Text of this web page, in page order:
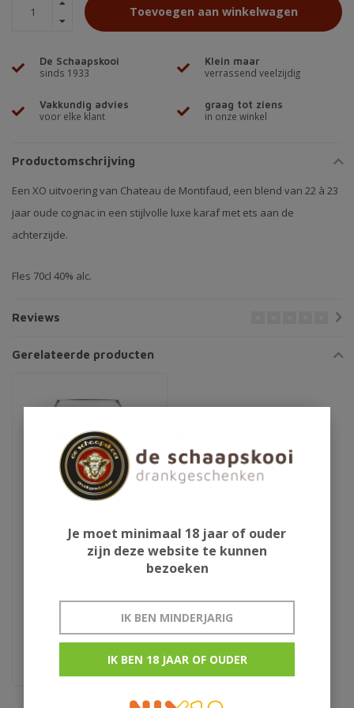
Toevoegen aan winkelwagen
De Schaapskooi
sinds 1933
Klein maar
verrassend veelzijdig
Vakkundig advies
voor elke klant
graag tot ziens
in onze winkel
Productomschrijving
Een XO uitvoering van Chateau de Montifaud, een blend van 22 à 23
jaar oude cognac in een stijlvolle luxe karaf met ets aan de
achterzijde.
Fles 70cl 40% alc.
Reviews
Gerelateerde producten
Cognac glas op voet
Je moet minimaal 18 jaar of ouder
zijn deze website te kunnen
bezoeken
IK BEN MINDERJARIG
IK BEN 18 JAAR OF OUDER